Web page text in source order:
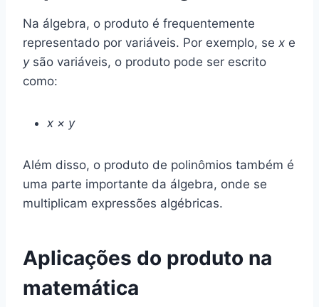
Na álgebra, o produto é frequentemente
representado por variáveis. Por exemplo, se x e
ysão variáveis, o produto pode ser escrito
como:
x × y
Além disso, o produto de polinômios também é
uma parte importante da álgebra, onde se
multiplicam expressões algébricas.
Aplicações do produto na
matemática